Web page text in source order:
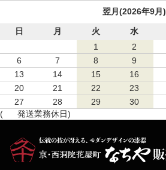
翌月(2026年9月)
日 月 火 水
1
2
6
7 8 9
13
14 15 16
20
21 22 23
27
28 29
30
(
発送業務休日)